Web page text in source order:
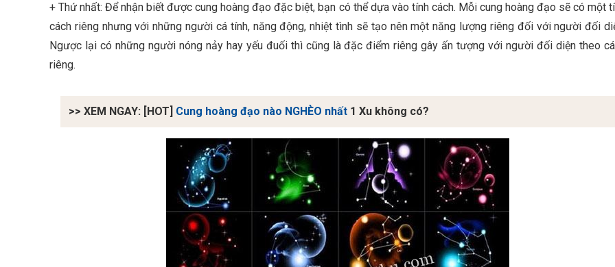
+Thứ nhất: Để nhận biết được cung hoàng đạo đặc biệt, bạn có thể dựa vào tính cách. Mỗi cung hoàng đạo sẽ có một
cách riêng nhưng với những người cá tính, năng động, nhiệt tình sẽ tạo nên một năng lượng riêng đối với người đối
Ngược lại có những người nóng nảy hay yếu đuối thì cũng là đặc điểm riêng gây ấn tượng với người đối diện theo
riêng.
>> XEM NGAY: [HOT] Cung hoàng đạo nào NGHÈO nhất 1 Xu không có?